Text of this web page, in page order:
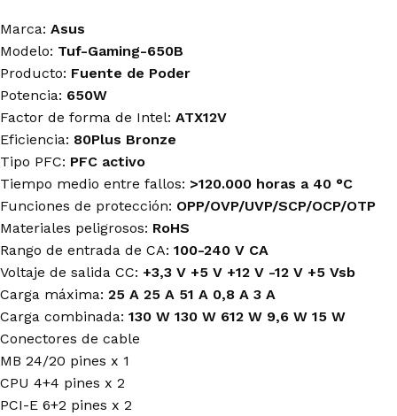
Marca: Asus
Modelo: Tuf-Gaming-650B
Producto: Fuente de Poder
Potencia: 650W
Factor de forma de Intel: ATX12V
Eficiencia: 80Plus Bronze
Tipo PFC: PFC activo
Tiempo medio entre fallos: >120.000 horas a 40 °C
Funciones de protección: OPP/OVP/UVP/SCP/OCP/OTP
Materiales peligrosos: RoHS
Rango de entrada de CA: 100-240 V CA
Voltaje de salida CC: +3,3 V +5 V +12 V -12 V +5 Vsb
Carga máxima: 25 A 25 A 51 A 0,8 A 3 A
Carga combinada: 130 W 130 W 612 W 9,6 W 15 W
Conectores de cable
MB 24/20 pines x 1
CPU 4+4 pines x 2
PCI-E 6+2 pines x 2